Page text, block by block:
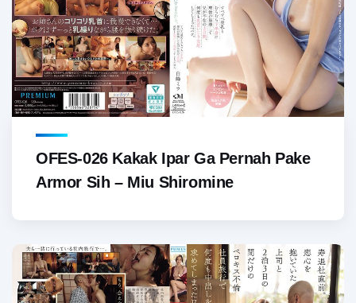
OFES-026 Kakak Ipar Ga Pernah Pake
Armor Sih – Miu Shiromine